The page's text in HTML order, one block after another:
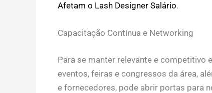
Afetam o Lash Designer Salário.
Capacitação Contínua e Networking
Para se manter relevante e competitivo
eventos, feiras e congressos da área,
e fornecedores, pode abrir portas para